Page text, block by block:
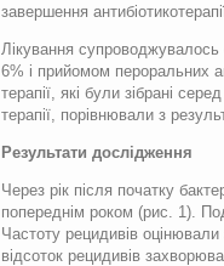
завершення
Лікування
6% і прийомом пероральних
терапії, які були зібрані
терапії, порівнювали з
Результати дослідження
Через рік після початку
попереднім роком (рис. 1).
Частоту рецидивів
відсоток рецидивів